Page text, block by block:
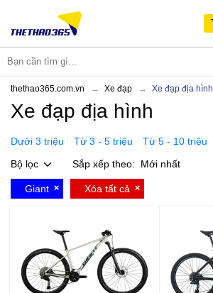
thethao365.com.vn Xe đạp Xe đạp địa hình
Xe đạp địa hình
Dưới 3 triệu Từ 3 - 5 triệu Từ 5 - 10 triệu
Bộ lọc
Sắp xếp theo:
Giant Xóa tất cả